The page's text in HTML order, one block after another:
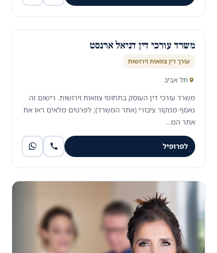
משרד עורכי דין דניאל ארנסט
עורך דין צוואות וירושות
תל אביב
משרד עורכי דין העוסק בתחומי צוואות וירושות. רישום זה
נאסף ממקור ציבורי (אתר המשרד); לפרטים מלאים ראו את
אתר המ…
לפרופיל